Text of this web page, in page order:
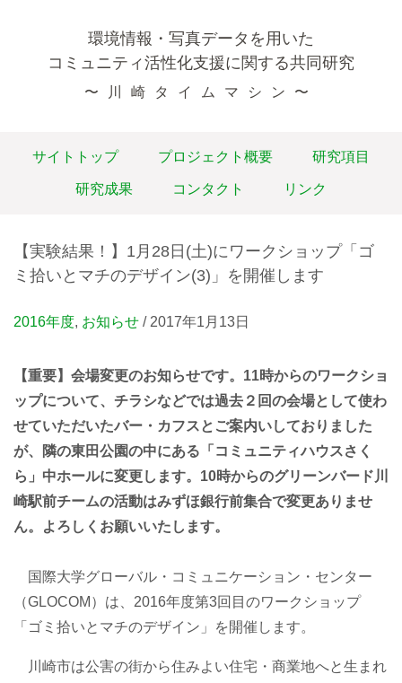
環境情報・写真データを用いた
コミュニティ活性化支援に関する共同研究
〜川崎タイムマシン〜
サイトトップ プロジェクト概要 研究項目
研究成果 コンタクト リンク
【実験結果！】1月28日(土)にワークショップ「ゴ
ミ拾いとマチのデザイン(3)」を開催します
2016年度, お知らせ / 2017年1月13日
【重要】会場変更のお知らせです。11時からのワークショ
ップについて、チラシなどでは過去２回の会場として使わ
せていただいたバー・カフスとご案内いしておりました
が、隣の東田公園の中にある「コミュニティハウスさく
ら」中ホールに変更します。10時からのグリーンバード川
崎駅前チームの活動はみずほ銀行前集合で変更ありませ
ん。よろしくお願いいたします。
国際大学グローバル・コミュニケーション・センター
（GLOCOM）は、2016年度第3回目のワークショップ
「ゴミ拾いとマチのデザイン」を開催します。
川崎市は公害の街から住みよい住宅・商業地へと生まれ